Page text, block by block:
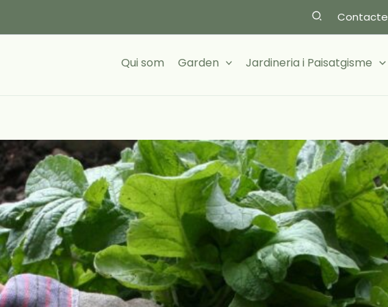
Contacte
Qui som Garden Jardineria i Paisatgisme